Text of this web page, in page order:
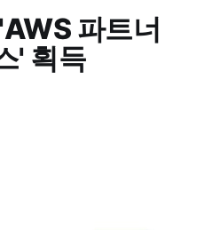
파트너
' 획득